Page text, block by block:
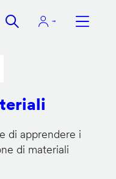
di apprendere i
di materiali